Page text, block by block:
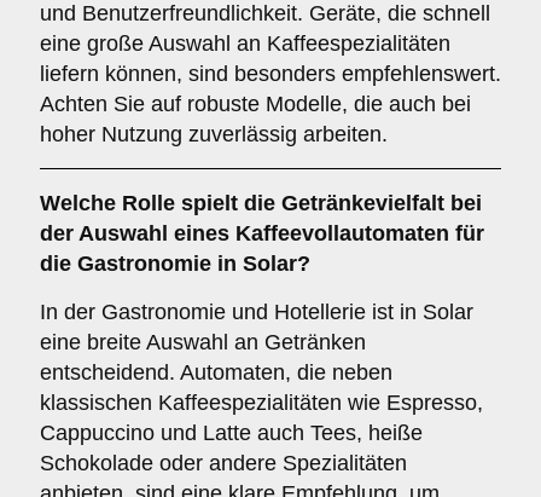
und Benutzerfreundlichkeit. Geräte, die schnell
eine große Auswahl an Kaffeespezialitäten
liefern können, sind besonders empfehlenswert.
Achten Sie auf robuste Modelle, die auch bei
hoher Nutzung zuverlässig arbeiten.
Welche Rolle spielt die Getränkevielfalt bei
der Auswahl eines Kaffeevollautomaten für
die Gastronomie in Solar?
In der Gastronomie und Hotellerie ist in Solar
eine breite Auswahl an Getränken
entscheidend. Automaten, die neben
klassischen Kaffeespezialitäten wie Espresso,
Cappuccino und Latte auch Tees, heiße
Schokolade oder andere Spezialitäten